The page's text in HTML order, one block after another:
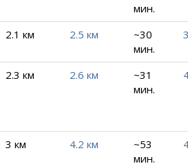
мин.
2.1 км 2.5 км
~30
мин.
2.3 км 2.6 км
~31
мин.
3 км 4.2 км
~53
мин.